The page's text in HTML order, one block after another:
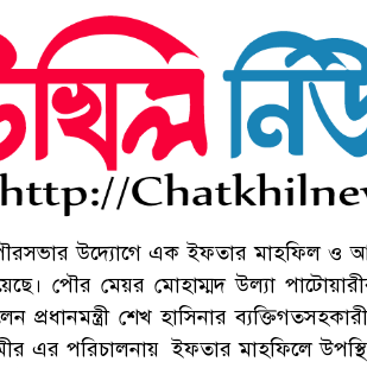
উদ্যোগে এক ইফতার মাহফিল ও
পৌর মেয়র মোহাম্মদ উল্যা
প্রধানমন্ত্রী শেখ হাসিনার
এর পরিচালনায় ইফতার মাহফিলে